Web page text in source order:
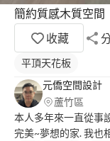
簡約質感木質空間
收藏
平頂天花板
元僑空間設計
蘆竹區
本人多年來一直從事
完美~夢想的家. 我也